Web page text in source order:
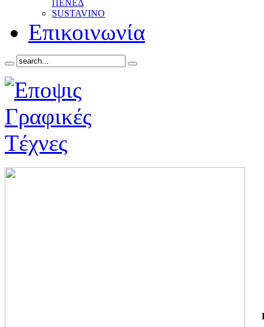
ΠΕΝΕΔ
SUSTAVINO
Επικοινωνία